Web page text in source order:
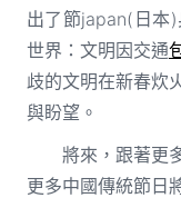
出了節japan(日本
世界：文明因交通
歧的文明在新春炊
與盼望。
將來，跟著更
更多中國傳統節日